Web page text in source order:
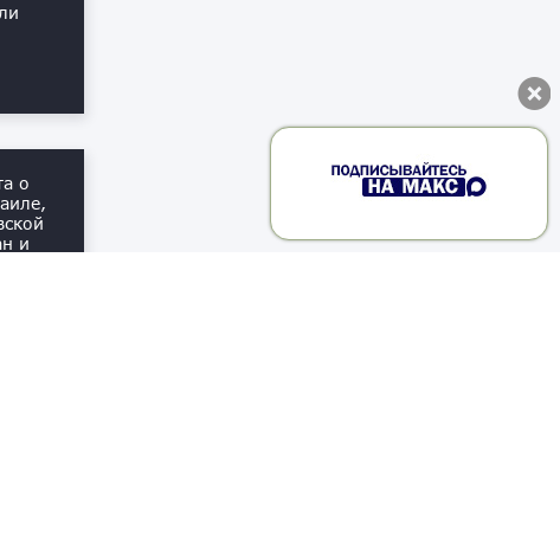
о
и